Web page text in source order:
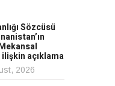
Sözcüsü
ilişkin açıklama
2026